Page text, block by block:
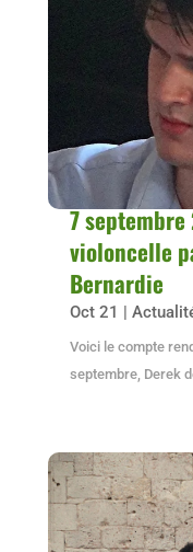
7
violoncelle
Bernardie
Oct 21 |
Voici le compte
septembre, Derek